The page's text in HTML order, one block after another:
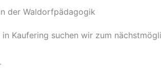
der Waldorfpädagogik
Kaufering suchen wir zum